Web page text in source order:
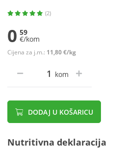
(2)
0 59
€/kom
Cijena za j.m.: 11,80 €/kg
kom
DODAJ U KOŠARICU
Nutritivna deklaracija